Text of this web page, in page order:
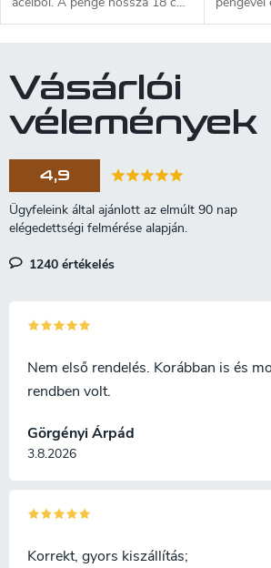
a teljes hossz 29,5 cm. Fa
melynek
Vásárlói
vélemények
4,9
1240 értékelés
Görgényi Árpád
3.8.2026
Nem első rendelés. Korábban is és
rendben volt.
Korrekt, gyors kiszállítás;